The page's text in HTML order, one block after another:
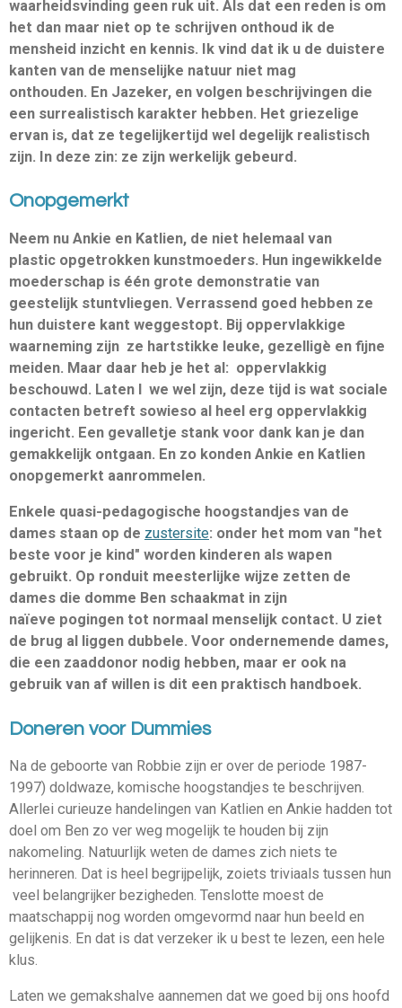
waarheidsvinding geen ruk uit. Als dat een reden is om
het dan maar niet op te schrijven onthoud ik de
mensheid inzicht en kennis. Ik vind dat ik u de duistere
kanten van de menselijke natuur niet mag
onthouden. En Jazeker, en volgen beschrijvingen die
een surrealistisch karakter hebben. Het griezelige
ervan is, dat ze tegelijkertijd wel degelijk realistisch
zijn. In deze zin: ze zijn werkelijk gebeurd.
Onopgemerkt
Neem nu Ankie en Katlien, de niet helemaal van
plastic opgetrokken kunstmoeders. Hun ingewikkelde
moederschap is één grote demonstratie van
geestelijk stuntvliegen. Verrassend goed hebben ze
hun duistere kant weggestopt. Bij oppervlakkige
waarneming zijn ze hartstikke leuke, gezelligè en fijne
meiden. Maar daar heb je het al: oppervlakkig
beschouwd. Laten l we wel zijn, deze tijd is wat sociale
contacten betreft sowieso al heel erg oppervlakkig
ingericht. Een gevalletje stank voor dank kan je dan
gemakkelijk ontgaan. En zo konden Ankie en Katlien
onopgemerkt aanrommelen.
Enkele quasi-pedagogische hoogstandjes van de
dames staan op de zustersite: onder het mom van "het
beste voor je kind" worden kinderen als wapen
gebruikt. Op ronduit meesterlijke wijze zetten de
dames die domme Ben schaakmat in zijn
naïeve pogingen tot normaal menselijk contact. U ziet
de brug al liggen dubbele. Voor ondernemende dames,
die een zaaddonor nodig hebben, maar er ook na
gebruik van af willen is dit een praktisch handboek.
Doneren voor Dummies
Na de geboorte van Robbie zijn er over de periode 1987-
1997) doldwaze, komische hoogstandjes te beschrijven.
Allerlei curieuze handelingen van Katlien en Ankie hadden tot
doel om Ben zo ver weg mogelijk te houden bij zijn
nakomeling. Natuurlijk weten de dames zich niets te
herinneren. Dat is heel begrijpelijk, zoiets triviaals tussen hun
veel belangrijker bezigheden. Tenslotte moest de
maatschappij nog worden omgevormd naar hun beeld en
gelijkenis. En dat is dat verzeker ik u best te lezen, een hele
klus.
Laten we gemakshalve aannemen dat we goed bij ons hoofd